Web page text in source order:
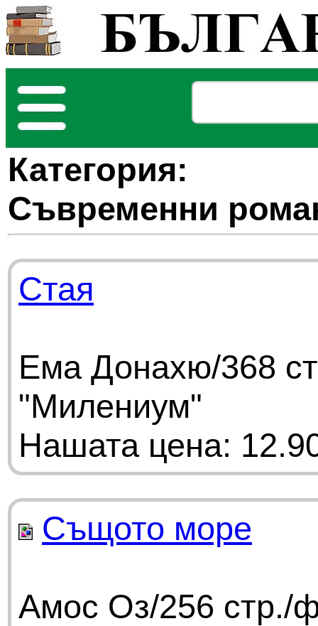
Категория:
Съвременни
Стая
Ема Донахю/368
"Милениум"
Нашата цена:
Същото море
Амос Оз/256 стр./